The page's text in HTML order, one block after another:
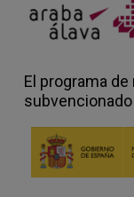
El programa
subvencionado